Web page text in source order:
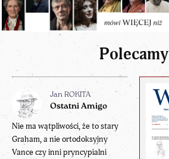
Polecamy
Jan ROKITA
Ostatni Amigo
Nie ma wątpliwości, że to stary
Graham, a nie ortodoksyjny
Vance czy inni pryncypialni